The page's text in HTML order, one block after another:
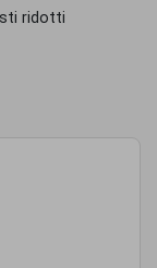
ridotti